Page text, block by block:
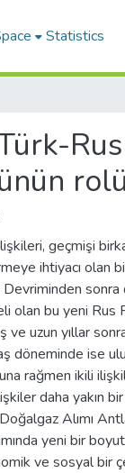
Statistics
rolü
geçmişi
ihtiyacı olan
sonra
olan bu yeni Rus
uzun yıllar
döneminde ise
rağmen ikili
daha yakın
Alımı
yeni bir
ve sosyal bir